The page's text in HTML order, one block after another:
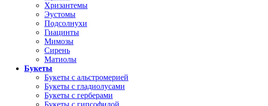
Хризантемы
Эустомы
Подсолнухи
Гиацинты
Мимозы
Сирень
Матиолы
Букеты
Букеты с альстромерией
Букеты с гладиолусами
Букеты с герберами
Букеты с гипсофилой